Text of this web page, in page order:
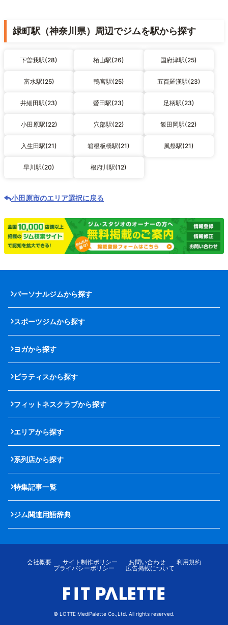
緑町駅（神奈川県）周辺でジムを駅から探す
下曽我駅(28) 栢山駅(26) 国府津駅(25)
富水駅(25) 鴨宮駅(25) 五百羅漢駅(23)
井細田駅(23) 螢田駅(23) 足柄駅(23)
小田原駅(22) 穴部駅(22) 飯田岡駅(22)
入生田駅(21) 箱根板橋駅(21) 風祭駅(21)
早川駅(20) 根府川駅(12)
小田原市のエリア選択に戻る
パーソナルジムから探す
スポーツジムから探す
ヨガから探す
ピラティスから探す
フィットネスクラブから探す
エリアから探す
系列店から探す
特集記事一覧
ジム関連用語辞典
会社概要 サイト制作ポリシー お問い合わせ
利用規約
プライバシーポリシー
広告掲載について
© LOTTE MediPalette Co.,Ltd. All rights reserved.